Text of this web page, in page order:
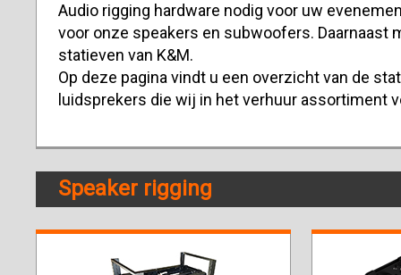
Audio rigging hardware nodig voor uw
voor onze speakers en subwoofers. Daarnaast
statieven van K&M.
Op deze pagina vindt u een overzicht van de
luidsprekers die wij in het verhuur assortiment
Speaker rigging